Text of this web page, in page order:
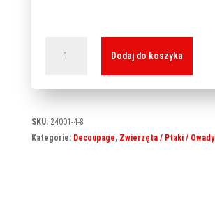
Papier
B-
Dodaj do koszyka
SKU: 24001-4-8
Kategorie: Decoupage, Zwierzęta / Ptaki / Owady